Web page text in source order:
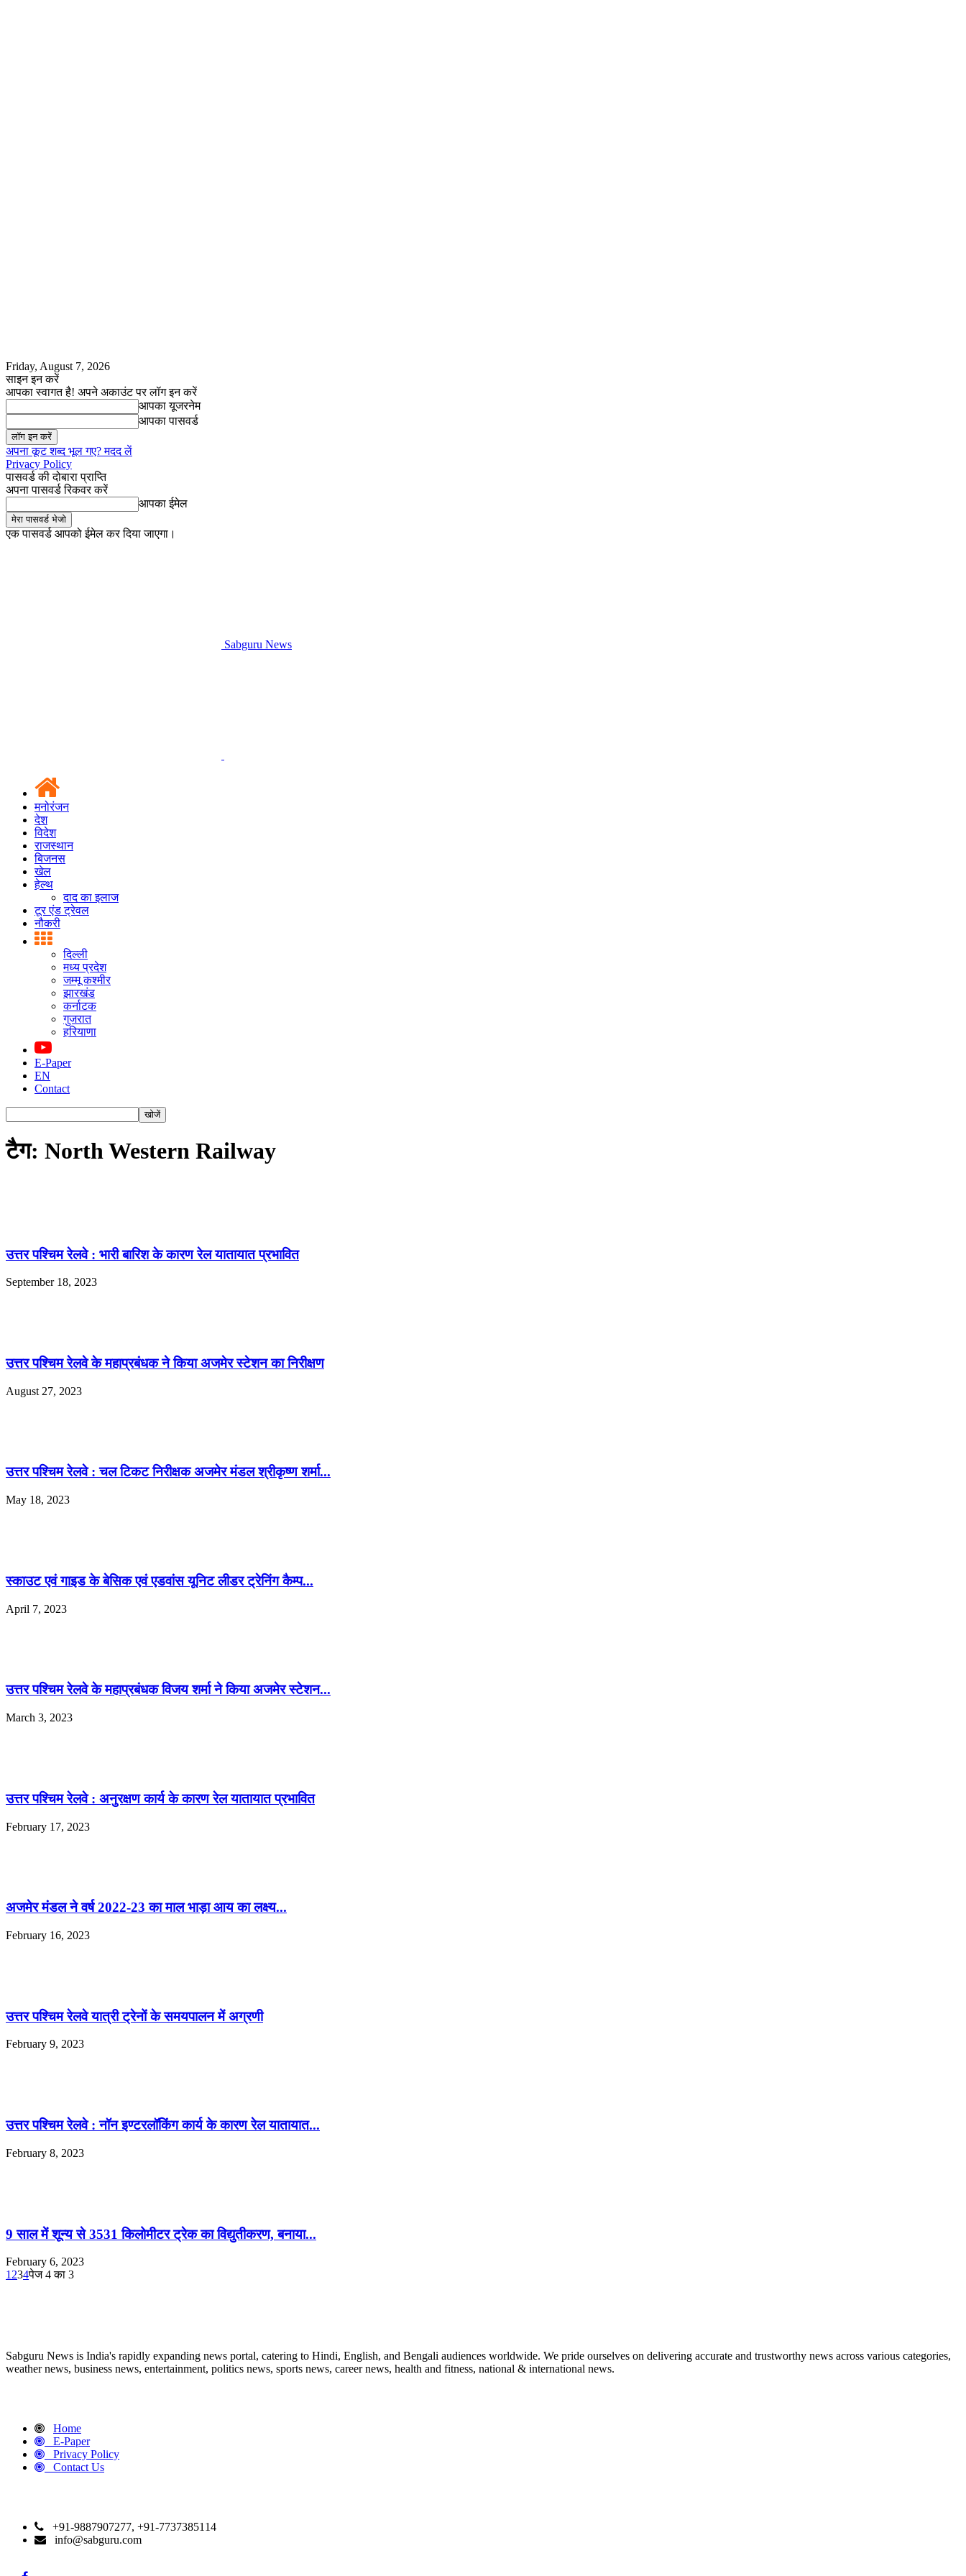
Friday, August 7, 2026
साइन इन करें
आपका स्वागत है! अपने अकाउंट पर लॉग इन करें
आपका यूजरनेम
आपका पासवर्ड
अपना कूट शब्द भूल गए? मदद लें
Privacy Policy
पासवर्ड की दोबारा प्राप्ति
अपना पासवर्ड रिकवर करें
आपका ईमेल
एक पासवर्ड आपको ईमेल कर दिया जाएगा।
Sabguru News
मनोरंजन
देश
विदेश
राजस्थान
बिजनस
खेल
हेल्थ
दाद का इलाज
टूर एंड ट्रेवल
नौकरी
दिल्ली
मध्य प्रदेश
जम्मू कश्मीर
झारखंड
कर्नाटक
गुजरात
हरियाणा
E-Paper
EN
Contact
टैग: North Western Railway
उत्तर पश्चिम रेलवे : भारी बारिश के कारण रेल यातायात प्रभावित
September 18, 2023
उत्तर पश्चिम रेलवे के महाप्रबंधक ने किया अजमेर स्टेशन का निरीक्षण
August 27, 2023
उत्तर पश्चिम रेलवे : चल टिकट निरीक्षक अजमेर मंडल श्रीकृष्ण शर्मा...
May 18, 2023
स्काउट एवं गाइड के बेसिक एवं एडवांस यूनिट लीडर ट्रेनिंग कैम्प...
April 7, 2023
उत्तर पश्चिम रेलवे के महाप्रबंधक विजय शर्मा ने किया अजमेर स्टेशन...
March 3, 2023
उत्तर पश्चिम रेलवे : अनुरक्षण कार्य के कारण रेल यातायात प्रभावित
February 17, 2023
अजमेर मंडल ने वर्ष 2022-23 का माल भाड़ा आय का लक्ष्य...
February 16, 2023
उत्तर पश्चिम रेलवे यात्री ट्रेनों के समयपालन में अग्रणी
February 9, 2023
उत्तर पश्चिम रेलवे : नॉन इण्टरलॉकिंग कार्य के कारण रेल यातायात...
February 8, 2023
9 साल में शून्य से 3531 किलोमीटर ट्रेक का विद्युतीकरण, बनाया...
February 6, 2023
1 234पेज 4 का 3
Sabguru News is India's rapidly expanding news portal, catering to Hindi, English, and Bengali audiences worldwide. We pride ourselves on delivering accurate and trustworthy news across various categories,
weather news, business news, entertainment, politics news, sports news, career news, health and fitness, national & international news.
Home
E-Paper
Privacy Policy
Contact Us
+91-9887907277, +91-7737385114
info@sabguru.com